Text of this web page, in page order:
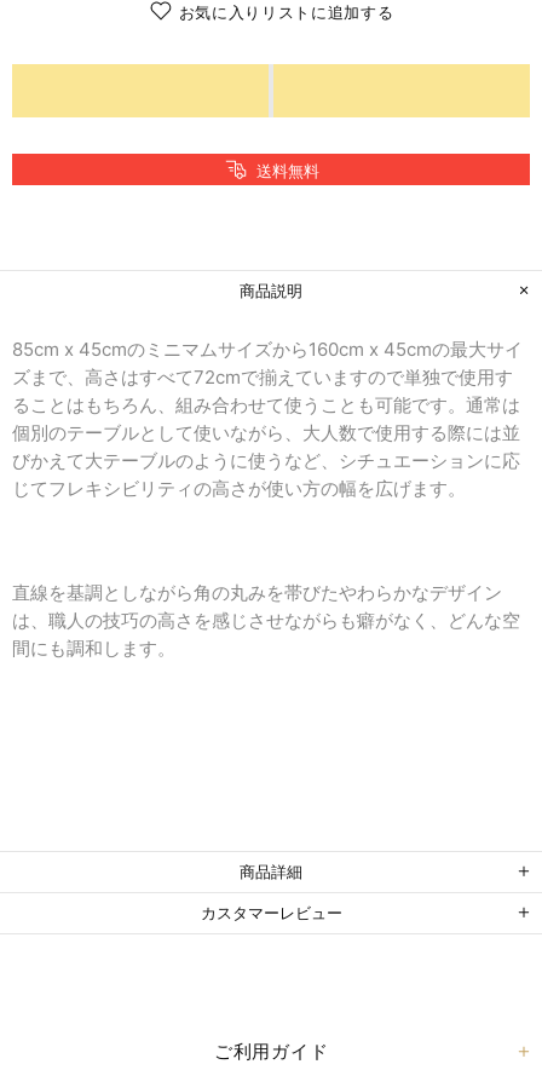
お気に入りリストに追加する
送料無料
商品説明
85cm x 45cmのミニマムサイズから160cm x 45cmの最大サイ
ズまで、高さはすべて72cmで揃えていますので単独で使用す
ることはもちろん、組み合わせて使うことも可能です。通常は
個別のテーブルとして使いながら、大人数で使用する際には並
びかえて大テーブルのように使うなど、シチュエーションに応
じてフレキシビリティの高さが使い方の幅を広げます。
直線を基調としながら角の丸みを帯びたやわらかなデザイン
は、職人の技巧の高さを感じさせながらも癖がなく、どんな空
間にも調和します。
商品詳細
カスタマーレビュー
ご利用ガイド